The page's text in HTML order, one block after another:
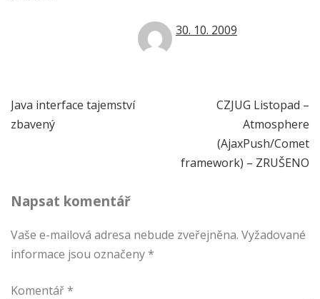
30. 10. 2009
Navigace
Java interface tajemství
zbavený
CZJUG Listopad –
Atmosphere
(AjaxPush/Comet
framework) – ZRUŠENO
Napsat komentář
Vaše e-mailová adresa nebude zveřejněna. Vyžadované
informace jsou označeny *
Komentář *